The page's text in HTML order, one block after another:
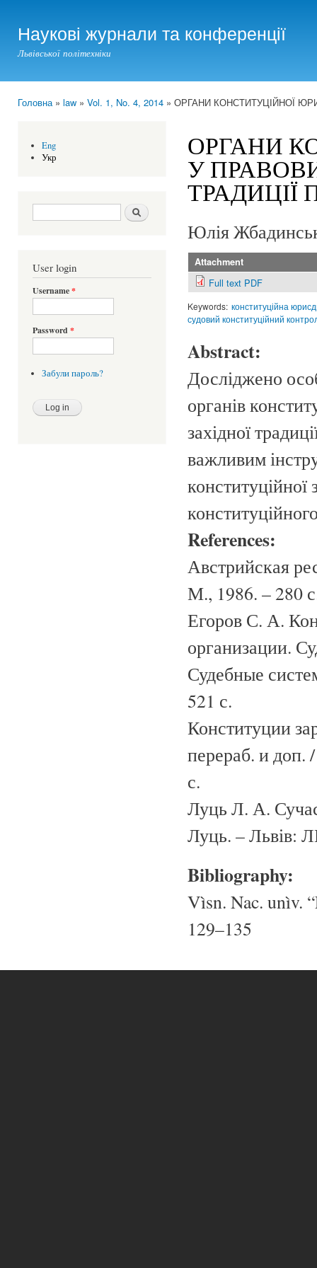
Наукові журнали та конференції
Львівської політехніки
Головна» law » Vol. 1, No. 4, 2014 » ОРГАНИ КОНСТИТУЦІЙНОЇ
Eng
Укр
Search form Шукати
User login
Username*
Password *
Забули пароль?
ОРГАНИ
У
ТРАДИЦІЇ
Юлія
Attachment
Full text PDF
Keywords: конституційна
судовий конституційний
Abstract:
Досліджено
органів
західної
важливим
References:
Австрийская
М., 1986. – 280
Егоров С. А.
организации.
Судебные
521 с.
Конституции
перераб. и
с.
Луць Л. А.
Луць. – Львів:
Bibliography:
Vìsn. Nac. unìv.
129–135